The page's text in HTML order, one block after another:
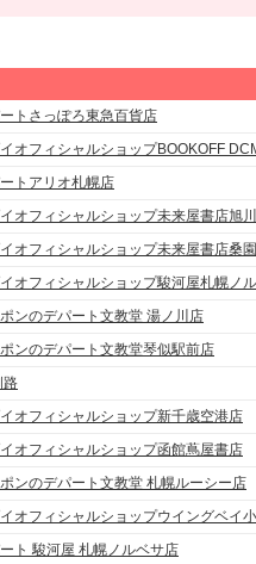
トさっぽろ東急百貨店
オフィシャルショップBOOKOFF
トアリオ札幌店
オフィシャルショップ未来屋書店旭
オフィシャルショップ未来屋書店桑
オフィシャルショップ駿河屋札幌ノ
ンのデパート文教堂 湯ノ川店
ンのデパート文教堂琴似駅前店
路
オフィシャルショップ新千歳空港店
オフィシャルショップ函館蔦屋書店
ンのデパート文教堂 札幌ルーシー店
オフィシャルショップウイングベイ
ト 駿河屋 札幌ノルベサ店